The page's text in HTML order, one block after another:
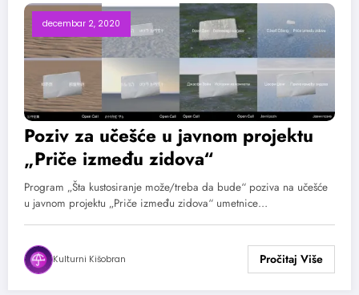
decembar 2, 2020
Poziv za učešće u javnom projektu
„Priče između zidova“
Program „Šta kustosiranje može/treba da bude“ poziva na učešće
u javnom projektu „Priče između zidova“ umetnice…
Kulturni Kišobran